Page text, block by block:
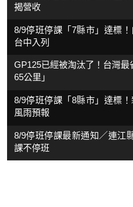
揭營收
8/9停班停課「7縣市」達標
台中入列
GP125已經被淘汰了！台灣
65公里」
8/9停班停課「8縣市」達標
風雨預報
8/9停班停課最新通知／連江
課不停班